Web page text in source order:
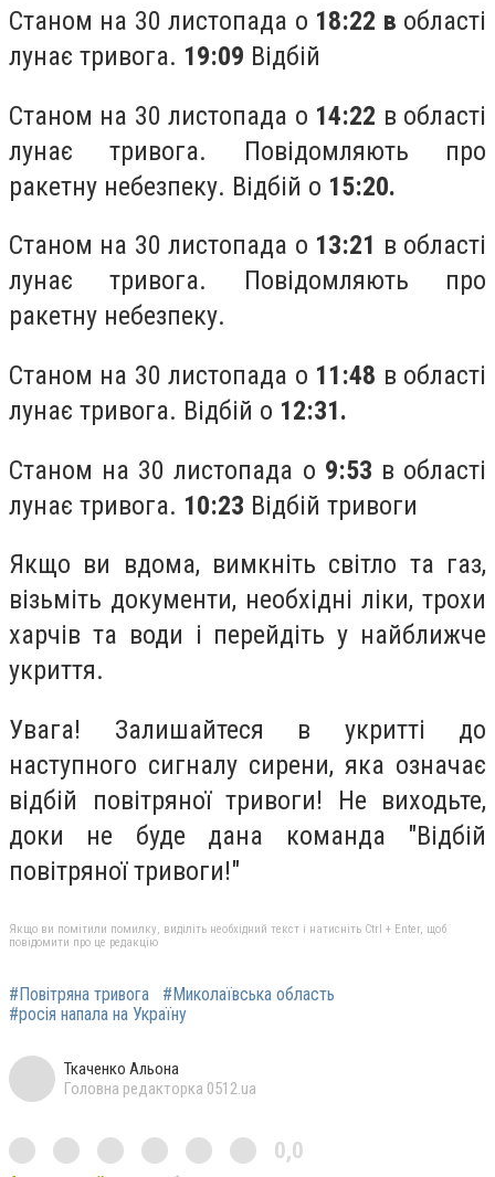
Станом на 30 листопада о 18:22 в області
лунає тривога. 19:09 Відбій
Станом на 30 листопада о 14:22 в області
лунає тривога. Повідомляють про
ракетну небезпеку. Відбій о 15:20.
Станом на 30 листопада о 13:21 в області
лунає тривога. Повідомляють про
ракетну небезпеку.
Станом на 30 листопада о 11:48 в області
лунає тривога. Відбій о 12:31.
Станом на 30 листопада о 9:53 в області
лунає тривога. 10:23 Відбій тривоги
Якщо ви вдома, вимкніть світло та газ,
візьміть документи, необхідні ліки, трохи
харчів та води і перейдіть у найближче
укриття.
Увага! Залишайтеся в укритті до
наступного сигналу сирени, яка означає
відбій повітряної тривоги! Не виходьте,
доки не буде дана команда "Відбій
повітряної тривоги!"
Якщо ви помітили помилку, виділіть необхідний текст і натисніть Ctrl + Enter, щоб
повідомити про це редакцію
#Повітряна тривога
#Миколаївська область
#росія напала на Україну
Ткаченко Альона
Головна редакторка 0512.ua
0,0